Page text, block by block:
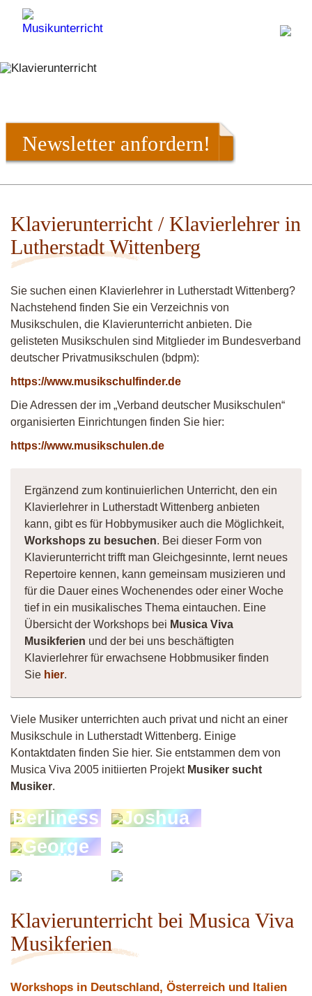
Newsletter anfordern!
Klavierunterricht / Klavierlehrer in
Lutherstadt Wittenberg
Sie suchen einen Klavierlehrer in Lutherstadt Wittenberg?
Nachstehend finden Sie ein Verzeichnis von
Musikschulen, die Klavierunterricht anbieten. Die
gelisteten Musikschulen sind Mitglieder im Bundesverband
deutscher Privatmusikschulen (bdpm):
https://www.musikschulfinder.de
Die Adressen der im „Verband deutscher Musikschulen“
organisierten Einrichtungen finden Sie hier:
https://www.musikschulen.de
Ergänzend zum kontinuierlichen Unterricht, den ein
Klavierlehrer in Lutherstadt Wittenberg anbieten
kann, gibt es für Hobbymusiker auch die Möglichkeit,
Workshops zu besuchen. Bei dieser Form von
Klavierunterricht trifft man Gleichgesinnte, lernt neues
Repertoire kennen, kann gemeinsam musizieren und
für die Dauer eines Wochenendes oder einer Woche
tief in ein musikalisches Thema eintauchen. Eine
Übersicht der Workshops bei Musica Viva
Musikferien und der bei uns beschäftigten
Klavierlehrer für erwachsene Hobbmusiker finden
Sie hier.
Viele Musiker unterrichten auch privat und nicht an einer
Musikschule in Lutherstadt Wittenberg. Einige
Kontaktdaten finden Sie hier. Sie entstammen dem von
Musica Viva 2005 initiierten Projekt Musiker sucht
Musiker.
Berliness
Joshua
George
Musiker
Klavierunterricht bei Musica Viva
Musikferien
Workshops in Deutschland, Österreich und Italien